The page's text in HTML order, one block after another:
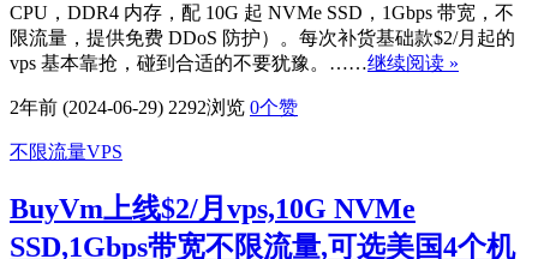
CPU，DDR4 内存，配 10G 起 NVMe SSD，1Gbps 带宽，不
限流量，提供免费 DDoS 防护）。每次补货基础款$2/月起的
vps 基本靠抢，碰到合适的不要犹豫。……继续阅读 »
2年前 (2024-06-29) 2292浏览 0个赞
不限流量VPS
BuyVm上线$2/月vps,10G NVMe
SSD,1Gbps带宽不限流量,可选美国4个机